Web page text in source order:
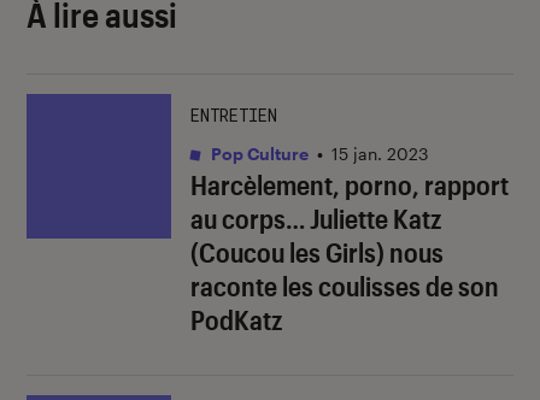
À lire aussi
Harcèlement, porno, rapport
au corps… Juliette Katz
(Coucou les Girls) nous
raconte les coulisses de son
PodKatz
ENTRETIEN
Pop Culture • 15 jan. 2023